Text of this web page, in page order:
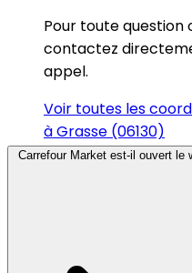
Pour toute question
contactez
appel.
Voir toutes les
à Grasse (06130)
Carrefour Market est-il ouvert le